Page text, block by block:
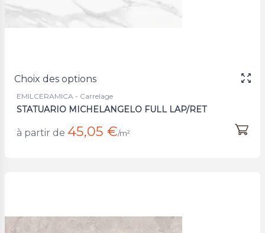
Choix des options
EMILCERAMICA - Carrelage
STATUARIO MICHELANGELO FULL LAP/RET
à partir de 45,05 €/m²